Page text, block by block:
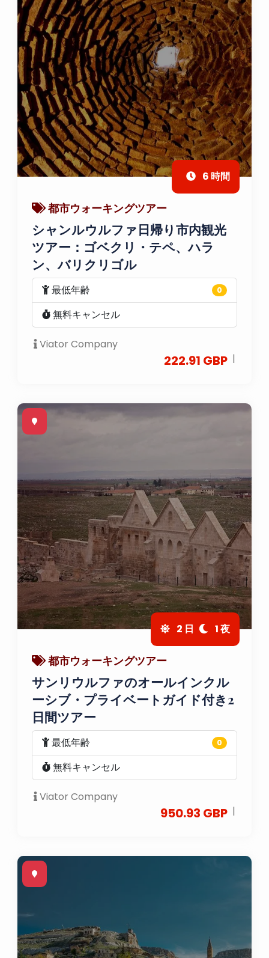
6 時間
都市ウォーキングツアー
シャンルウルファ日帰り市内観光
ツアー：ゴベクリ・テペ、ハラ
ン、バリクリゴル
最低年齢 0
無料キャンセル
Viator Company
222.91 GBP |
2 日 1 夜
都市ウォーキングツアー
サンリウルファのオールインクル
ーシブ・プライベートガイド付き2
日間ツアー
最低年齢 0
無料キャンセル
Viator Company
950.93 GBP |